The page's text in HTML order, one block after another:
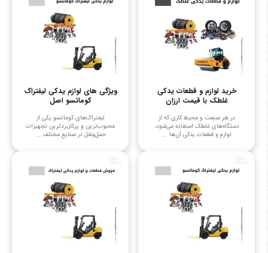
خرید لوازم و قطعات یدکی
غلطک با قیمت ارزان
در هر صنعت و محیط کاری که از
دستگاه‌های غلطک استفاده می‌شود،
لوازم و قطعات یدکی آن‌ها ...
ویژگی های لوازم یدکی لیفتراک
کوماتسو اصل
لیفتراک‌های کوماتسو یکی از
محبوب‌ترین و پرکاربردترین تجهیزات
حمل‌ونقل در صنایع مختلف ...